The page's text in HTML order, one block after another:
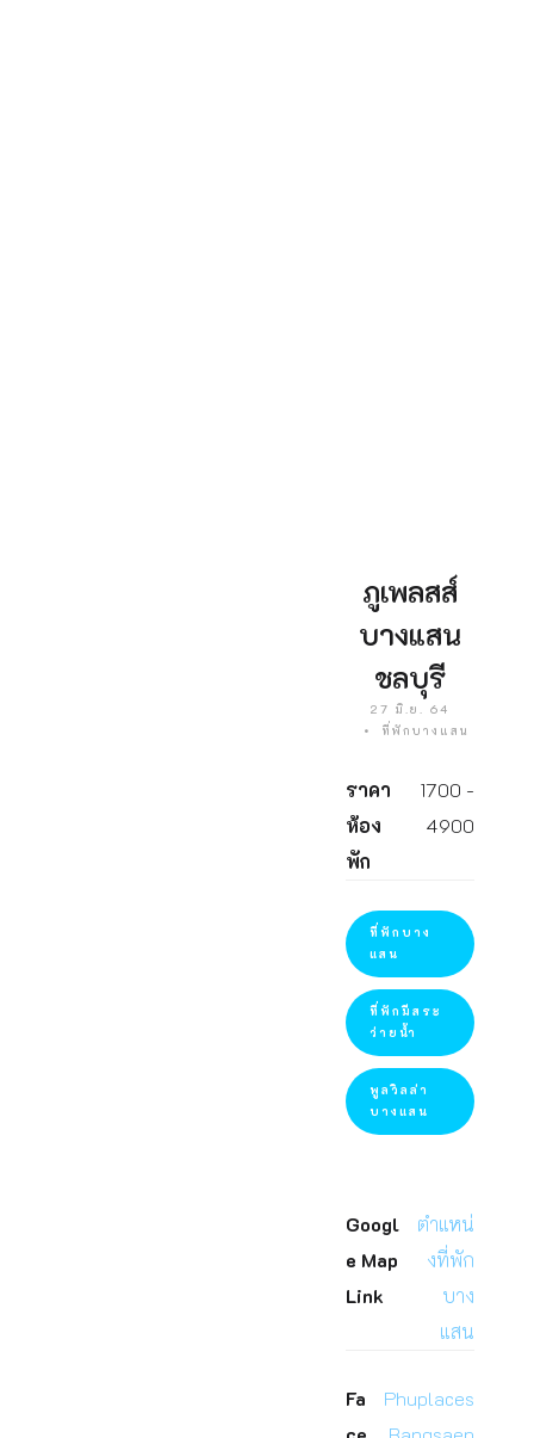
ภูเพลสส์
บางแสน
ชลบุรี
27 มิ.ย. 64
ที่พักบางแสน
ราคา
ห้อง
พัก
1700 -
4900
ที่พักบาง
แสน
ที่พักมีสระ
ว่ายน้ำ
พูลวิลล่า
บางแสน
Googl
e Map
Link
ตำแหน่
งที่พัก
บาง
แสน
Fa
Phuplaces